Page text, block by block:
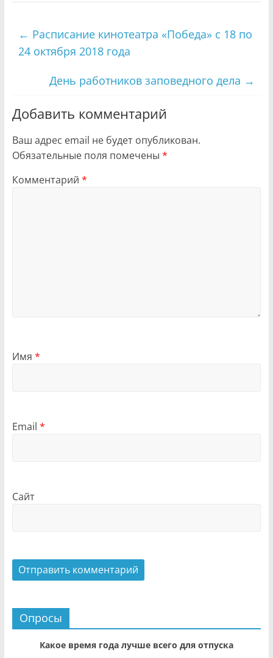
← Расписание кинотеатра «Победа» с 18 по
24 октября 2018 года
День работников заповедного дела →
Добавить комментарий
Ваш адрес email не будет опубликован.
Обязательные поля помечены *
Комментарий *
Имя *
Email *
Сайт
Опросы
Какое время года лучше всего для отпуска